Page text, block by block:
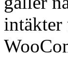
intäkter